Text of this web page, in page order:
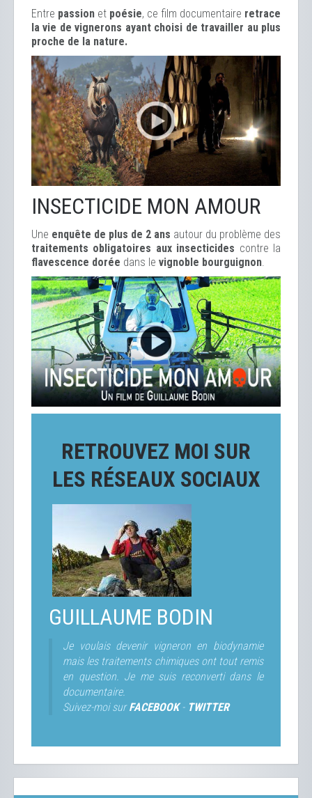
Entre passion et poésie, ce film documentaire retrace
la vie de vignerons ayant choisi de travailler au plus
proche de la nature.
INSECTICIDE MON AMOUR
Une enquête de plus de 2 ans autour du problème des
traitements obligatoires aux insecticides contre la
flavescence dorée dans le vignoble bourguignon.
RETROUVEZ MOI SUR
LES RÉSEAUX SOCIAUX
GUILLAUME BODIN
Je voulais devenir vigneron en biodynamie
mais les traitements chimiques ont tout remis
en question. Je me suis reconverti dans le
documentaire.
Suivez-moi surFACEBOOK- TWITTER